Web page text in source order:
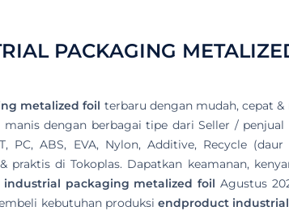
PACKAGING
metalized foil terbaru dengan mudah, cepat &
dengan berbagai tipe dari Seller /
PC, ABS, EVA, Nylon, Additive, Recycle
di Tokoplas. Dapatkan keamanan,
packaging metalized foil Agustus
kebutuhan produksi endproduct